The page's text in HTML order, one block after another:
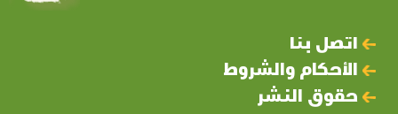
اتصل بنا
الأحكام والشروط
حقوق النشر